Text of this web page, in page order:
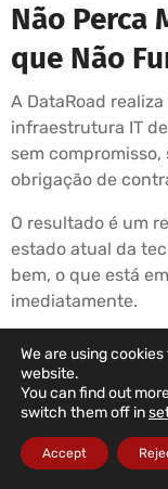
Não Perca
que Não
A DataRoad
infraestrutura IT
sem compromisso,
obrigação de
O resultado é um
estado atual da
bem, o que está
imediatamente.
Se depois de ler o
DataRoad, o
na semana
É simples assim.
We are using
website.
You can find out
switch them off in
Accept